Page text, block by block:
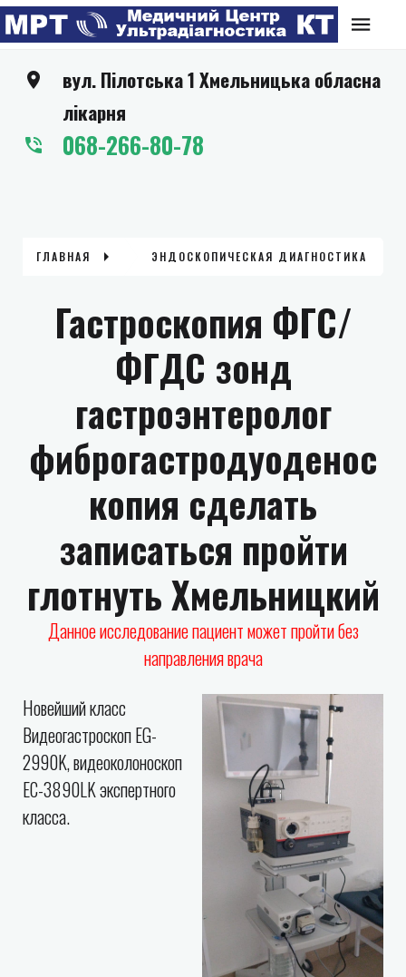
вул. Пілотська 1 Хмельницька обласна
лікарня
068-266-80-78
ГЛАВНАЯ ЭНДОСКОПИЧЕСКАЯ ДИАГНОСТИКА
Гастроскопия ФГС/
ФГДС зонд
гастроэнтеролог
фиброгастродуоденос
копия сделать
записаться пройти
глотнуть Хмельницкий
Данное исследование пациент может пройти без
направления врача
Новейший класс
Видеогастроскоп EG-
2990K, видеоколоноскоп
EC-3890LK экспертного
класса.